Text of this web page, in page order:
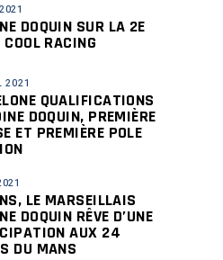
DOQUIN SUR LA 2E
RACING
2021
QUALIFICATIONS
DOQUIN, PREMIÈRE
ET PREMIÈRE POLE
LE MARSEILLAIS
DOQUIN RÊVE D’UNE
AUX 24
DU MANS